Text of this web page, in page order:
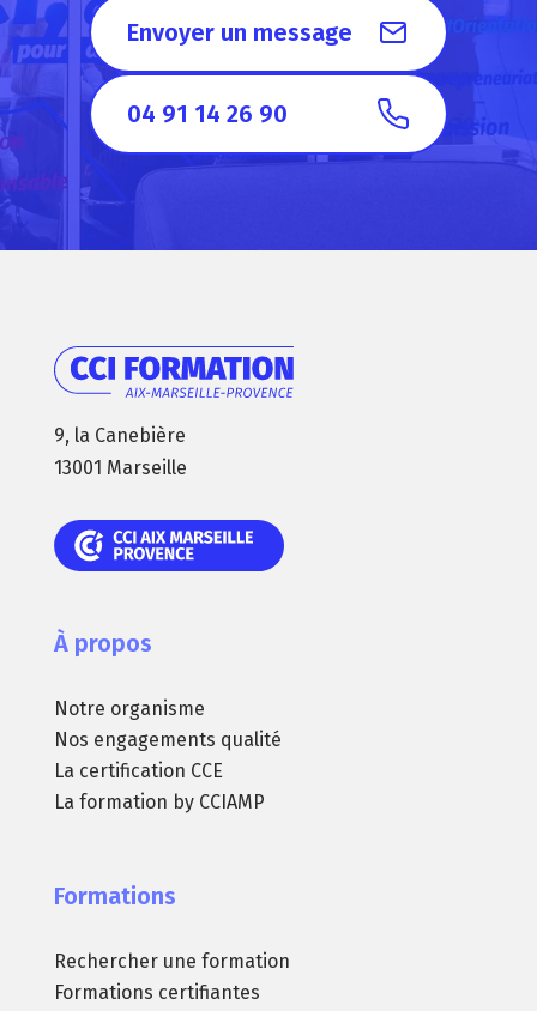
Envoyer un message
04 91 14 26 90
9, la Canebière
13001 Marseille
À propos
Notre organisme
Nos engagements qualité
La certification CCE
La formation by CCIAMP
Formations
Rechercher une formation
Formations certifiantes